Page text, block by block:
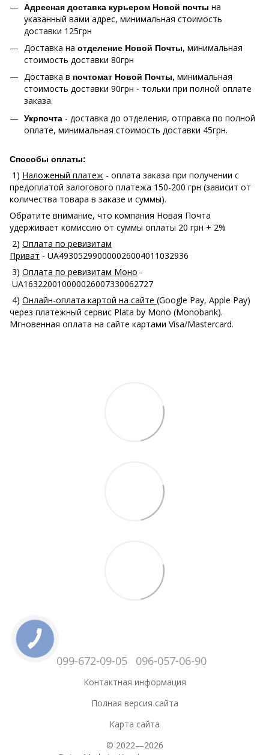
Адресная доставка курьером Новой почты на
указанный вами адрес, минимальная стоимость
доставки 125грн
Доставка на отделение Новой Почты, минимальная
стоимость доставки 80грн
Доставка в почтомат Новой Почты, минимальная
стоимость доставки 90грн - тольки при полной оплате
заказа.
Укрпочта - доставка до отделения, отправка по полной
оплате, минимальная стоимость доставки 45грн.
Способы оплаты:
1) Наложеный платеж - оплата заказа при получении с
предоплатой залогового платежа 150-200 грн (зависит от
количества товара в заказе и суммы).
Обратите внимание, что компания Новая Почта
удерживает комиссию от суммы оплаты 20 грн + 2%
2) Оплата по ревизитам
Приват - UA493052990000026004011032936
3) Оплата по ревизитам Моно -
UA163220010000026007330062727
4) Онлайн-оплата картой на сайте (Google Pay, Apple Pay)
через платежный сервис Plata by Mono (Monobank).
Мгновенная оплата на сайте картами Visa/Mastercard.
099-672-09-05 096-057-06-90
Контактная информация
Полная версия сайта
Карта сайта
© 2022—2026